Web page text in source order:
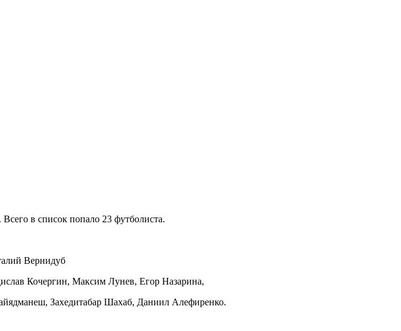
в список попало 23 футболиста.
Вернидуб
Кочергин, Максим Лунев, Егор Назарина,
Захедитабар Шахаб, Даниил Алефиренко.